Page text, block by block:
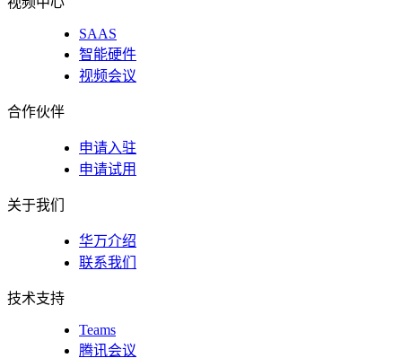
SAAS
智能硬件
视频会议
合作伙伴
申请入驻
申请试用
关于我们
华万介绍
联系我们
技术支持
Teams
腾讯会议